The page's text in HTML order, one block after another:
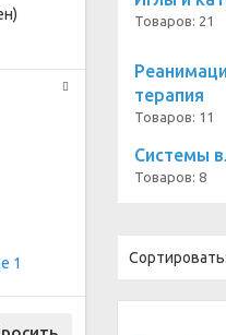
Товаров: 21
терапия
Товаров: 11
Системы
Товаров: 8
Сортировать:
1